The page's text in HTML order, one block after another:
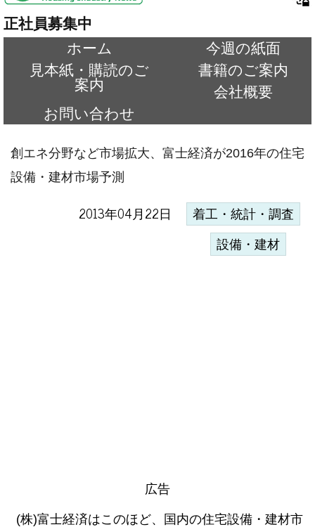
正社員募集中
ホーム
今週の紙面
見本紙・購読のご
案内
書籍のご案内
会社概要
お問い合わせ
創エネ分野など市場拡大、富士経済が2016年の住宅
設備・建材市場予測
2013年04月22日 着工・統計・調査
設備・建材
広告
(株)富士経済はこのほど、国内の住宅設備・建材市